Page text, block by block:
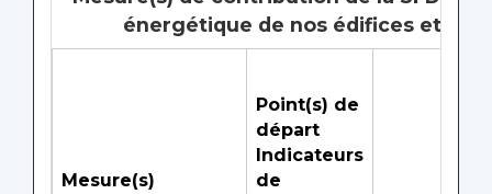
énergétique de nos édifices et de
Mesure(s)
Point(s) de
départ
Indicateurs
de